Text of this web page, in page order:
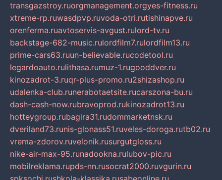
transgazstroy.ruorgmanagement.orgyes-fitness.ru
xtreme-rp.ruwasdpvp.ruvoda-otri.rutishinapve.ru
orenferma.ruavtoservis-avgust.rulord-tv.ru
backstage-682-music.rulordfilm7.rulordfilm13.ru
prime-cars63.ruun-believable.rucodetool.ru
legardoauto.rulithasa.rumuz-1.rugooddver.ru
kinozadrot-3.ruqr-plus-promo.ru2shizashop.ru
udalenka-club.runerabotaetsite.rucarszona-bu.ru
dash-cash-now.rubravoprod.rukinozadrot13.ru
hotteygroup.rubagira31.rudommarketnsk.ru
dveriland73.runis-glonass51.ruveles-doroga.rutb02.ru
vrema-zdorov.ruvelonik.rusurgutgloss.ru
nike-air-max-95.runadookna.rulubov-pic.ru
mobilreklama.rupds-nn.rusocrat2000.ruvgurin.ru